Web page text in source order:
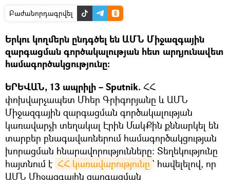
Բաժանորդագրվել
Երկու կողմերն ընդգծել են ԱՄՆ Միջազգային
զարգացման գործակալության հետ արդյունավետ
համագործակցությունը։
ԵՐԵՎԱՆ, 13 ապրիլի – Sputnik. ՀՀ
փոխվարչապետ Մհեր Գրիգորյանը և ԱՄՆ
Միջազգային զարգացման գործակալության
կառավարչի տեղակալ Էրին ՄակՔին քննարկել են
տարբեր բնագավառներում համագործակցության
խորացման հնարավորությունները։ Տեղեկությունը
հայտնում է ՀՀ կառավարությունը ` հավելելով, որ
ԱՄՆ Միջազգային զարգացման